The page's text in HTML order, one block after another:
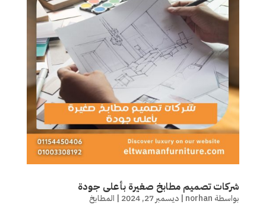
شركات تصميم مطابخ صغيرة بأعلى جودة
بواسطة norhan
| ديسمبر 27, 2024 | المطابخ